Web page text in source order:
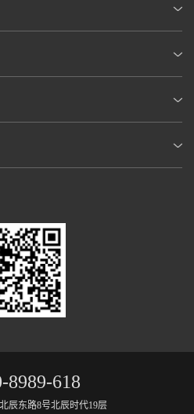
8989-618
辰东路8号北辰时代19层